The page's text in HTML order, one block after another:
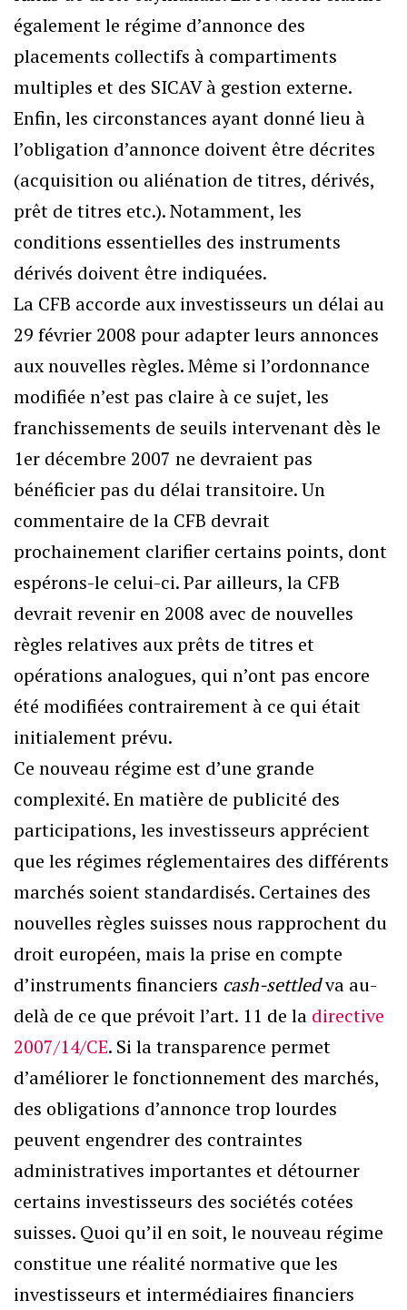
également le régime d’annonce des
placements collectifs à compartiments
multiples et des SICAV à gestion externe.
Enfin, les circonstances ayant donné lieu à
l’obligation d’annonce doivent être décrites
(acquisition ou aliénation de titres, dérivés,
prêt de titres etc.). Notamment, les
conditions essentielles des instruments
dérivés doivent être indiquées.
La CFB accorde aux investisseurs un délai au
29 février 2008 pour adapter leurs annonces
aux nouvelles règles. Même si l’ordonnance
modifiée n’est pas claire à ce sujet, les
franchissements de seuils intervenant dès le
1er décembre 2007 ne devraient pas
bénéficier pas du délai transitoire. Un
commentaire de la CFB devrait
prochainement clarifier certains points, dont
espérons-le celui-ci. Par ailleurs, la CFB
devrait revenir en 2008 avec de nouvelles
règles relatives aux prêts de titres et
opérations analogues, qui n’ont pas encore
été modifiées contrairement à ce qui était
initialement prévu.
Ce nouveau régime est d’une grande
complexité. En matière de publicité des
participations, les investisseurs apprécient
que les régimes réglementaires des différents
marchés soient standardisés. Certaines des
nouvelles règles suisses nous rapprochent du
droit européen, mais la prise en compte
d’instruments financiers cash-settledva au-
delà de ce que prévoit l’art. 11 de la directive
2007/14/CE. Si la transparence permet
d’améliorer le fonctionnement des marchés,
des obligations d’annonce trop lourdes
peuvent engendrer des contraintes
administratives importantes et détourner
certains investisseurs des sociétés cotées
suisses. Quoi qu’il en soit, le nouveau régime
constitue une réalité normative que les
investisseurs et intermédiaires financiers